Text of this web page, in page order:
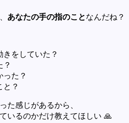
あなたの手の指のことなんだね？
をしていた？
？
た？
と？
た感じがあるから、
いるのかだけ教えてほしい 🙏